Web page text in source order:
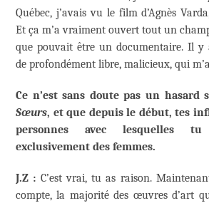
Québec, j’avais vu le film d’Agnès Varda,
Et ça m’a vraiment ouvert tout un
que pouvait être un documentaire. Il y
de profondément libre, malicieux, qui
Ce n’est sans doute pas un
Sœurs, et que depuis le début, tes
personnes avec lesquelles
exclusivement des femmes.
J.Z : C’est vrai, tu as raison.
compte, la majorité des œuvres d’art